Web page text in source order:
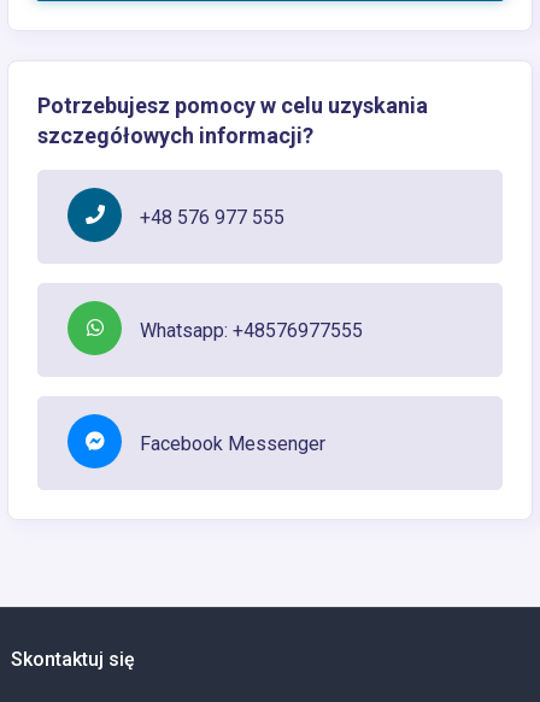
Potrzebujesz pomocy w celu uzyskania
szczegółowych informacji?
+48 576 977 555
Whatsapp: +48576977555
Facebook Messenger
Skontaktuj się